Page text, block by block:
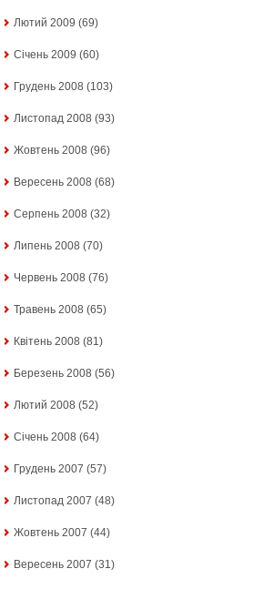
Лютий 2009 (69)
Січень 2009 (60)
Грудень 2008 (103)
Листопад 2008 (93)
Жовтень 2008 (96)
Вересень 2008 (68)
Серпень 2008 (32)
Липень 2008 (70)
Червень 2008 (76)
Травень 2008 (65)
Квітень 2008 (81)
Березень 2008 (56)
Лютий 2008 (52)
Січень 2008 (64)
Грудень 2007 (57)
Листопад 2007 (48)
Жовтень 2007 (44)
Вересень 2007 (31)